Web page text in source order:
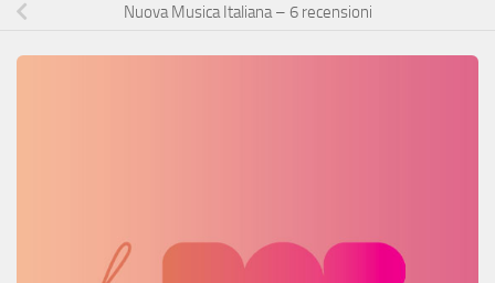
Nuova Musica Italiana – 6 recensioni